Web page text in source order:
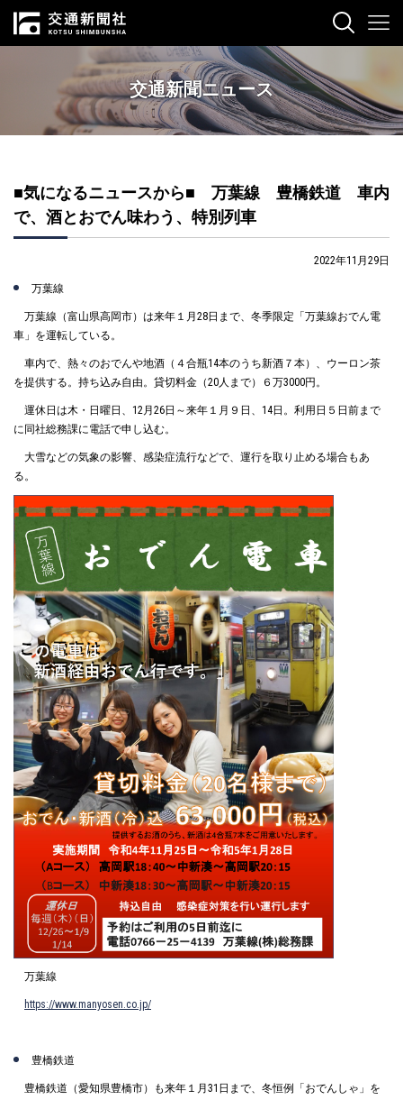
交通新聞ニュース
■気になるニュースから■ 万葉線 豊橋鉄道 車内
で、酒とおでん味わう、特別列車
2022年11月29日
万葉線
万葉線（富山県高岡市）は来年１月28日まで、冬季限定「万葉線おでん電
車」を運転している。
車内で、熱々のおでんや地酒（４合瓶14本のうち新酒７本）、ウーロン茶
を提供する。持ち込み自由。貸切料金（20人まで）６万3000円。
運休日は木・日曜日、12月26日～来年１月９日、14日。利用日５日前まで
に同社総務課に電話で申し込む。
大雪などの気象の影響、感染症流行などで、運行を取り止める場合もあ
る。
万葉線
https://www.manyosen.co.jp/
豊橋鉄道
豊橋鉄道（愛知県豊橋市）も来年１月31日まで、冬恒例「おでんしゃ」を